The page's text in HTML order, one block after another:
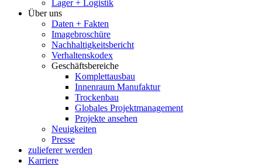
Lager + Logistik
Über uns
Daten + Fakten
Imagebroschüre
Nachhaltigkeitsbericht
Verhaltenskodex
Geschäftsbereiche
Komplettausbau
Innenraum Manufaktur
Trockenbau
Globales Projektmanagement
Projekte ansehen
Neuigkeiten
Presse
zulieferer werden
Karriere